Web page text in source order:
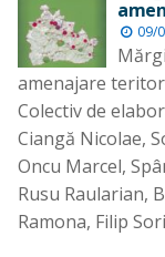
09/
amenajare
Colectiv de
Ciangă Nicolae,
Oncu Marcel,
Rusu Raularian,
Ramona, Filip